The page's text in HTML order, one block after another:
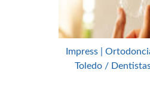
Impress |
Toledo /